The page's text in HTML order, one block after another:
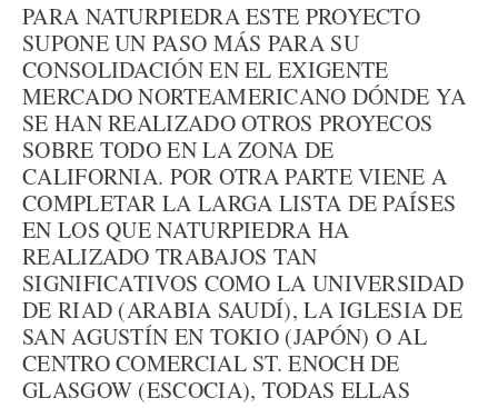
PARA NATURPIEDRA ESTE PROYECTO
SUPONE UN PASO MÁS PARA SU
CONSOLIDACIÓN EN EL EXIGENTE
MERCADO NORTEAMERICANO DÓNDE YA
SE HAN REALIZADO OTROS PROYECOS
SOBRE TODO EN LA ZONA DE
CALIFORNIA. POR OTRA PARTE VIENE A
COMPLETAR LA LARGA LISTA DE PAÍSES
EN LOS QUE NATURPIEDRA HA
REALIZADO TRABAJOS TAN
SIGNIFICATIVOS COMO LA UNIVERSIDAD
DE RIAD (ARABIA SAUDÍ), LA IGLESIA DE
SAN AGUSTÍN EN TOKIO (JAPÓN) O AL
CENTRO COMERCIAL ST. ENOCH DE
GLASGOW (ESCOCIA), TODAS ELLAS